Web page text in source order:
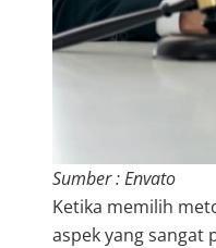
Sumber : Envato
Ketika memilih
aspek yang sangat